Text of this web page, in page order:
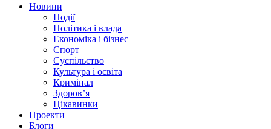
Новини
Події
Політика і влада
Економіка і бізнес
Спорт
Суспільство
Культура і освіта
Кримінал
Здоров’я
Цікавинки
Проекти
Блоги